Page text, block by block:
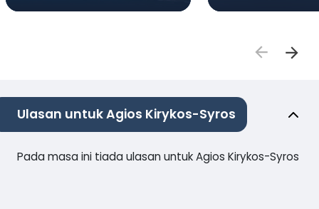
Ulasan untuk Agios Kirykos-Syros
Pada masa ini tiada ulasan untuk Agios Kirykos-Syros